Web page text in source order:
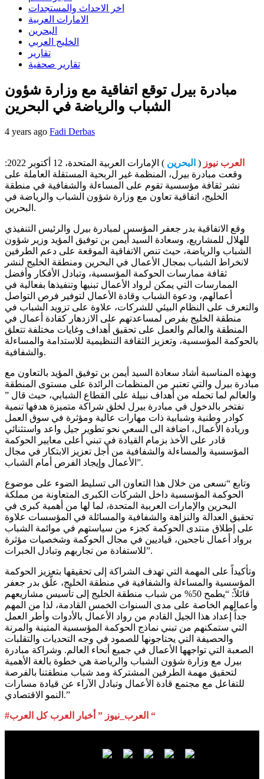
اخر الاحداث والمستجدات
الامارات العربية
البحرين
الخليج العربي
تقارير
تقارير صحفية
مبادرة بيرل توقع اتفاقية مع وزارة شؤون
الشباب والرياضة في البحرين
4 years ago Fadi Derbas
العرب نيوز ( البحرين
) الإمارات العربية المتحدة، 12 أكتوبر 2022:
وقعت مبادرة بيرل، المنظمة غير الربحية المستقلة العاملة على
نشر ثقافة مؤسسية تقوم على المساءلة والشفافية في منطقة
الخليج، اتفاقية تعاون مع وزارة شؤون الشباب والرياضة في
البحرين.
وقع الاتفاقية بدر جعفر المؤسس لمبادرة بيرل والرئيس التنفيذي
للهلال للمشاريع، وسعادة السيد أيمن بن توفيق المؤيد وزير شؤون
الشباب والرياضة، حيث تنص الاتفاقية الموقعة على دعم الطرفين
لانخراط الشباب بمجال الأعمال في البحرين ومنطقة الخليج لنشر
ثقافة ممارسات الحوكمة المؤسسية، وتبادل الأفكار وأفضل
الممارسات التي يمكن لرواد الأعمال تبنيها وتنفيذها بفعالية في
أعمالهم، ودعوة الشباب وقادة الأعمال لتوفير فرص التواصل
والتعرف على النظام البيئي للشركات، علاوة على تزويد الشباب في
منطقة الخليج بفرص لمساعدتهم على الازدهار كقادة أعمال في
المنطقة والعالم والعمل على تحقيق أهداف وغايات مختلفة تتعلق
بالحوكمة المؤسسية، وتعزيز الثقافة التنظيمية للاستدامة والمساءلة
والشفافية.
وبهذه المناسبة أشاد سعادة السيد أيمن بن توفيق المؤيد بالتعاون مع
مبادرة بيرل والتي تعتبر من المنظمات الرائدة على مستوى المنطقة
والعالم لما تحمله من أهداف نبيلة على القطاع الشبابي، حيث قال ”
نفتخر بالدخول في مبادرة بيرل لخلق شراكة متميزة هدفها تنمية
كوادر وطنية وشبابية ذات مهارات عالية ومؤثرة في سوق العمل
وريادة الأعمال، اضافة الى السعي نحو تطوير جيل واعد واستثنائي
قادر على الأخذ بزمام القيادة في تبني أعلى معايير الحوكمة
المؤسسية والمساءلة والشفافية من أجل تعزيز الابتكار في مجال
الأعمال وإيجاد الفرص أمام الشباب”.
وتابع “نسعى من خلال هذا التعاون الى تسليط الضوء على موضوع
الحوكمة المؤسسية داخل الشركات الكبرى المتعاونة من مملكة
البحرين والإمارات العربية المتحدة، لما لها من أهمية كبرى في
تحقيق العدالة والنزاهة والشفافية والمسائلة في المؤسسات علاوة
على إطلاق منتدى الحوكمة كجزء من سياستهم في موائمة الشباب
برواد أعمال ناجحين، قياديين في مجال الحوكمة وشخصيات مؤثرة
للاستفادة من تجاربهم وتبادل الخبرات”.
وتأكيداً على المهمة التي تهدف الشراكة إلى تحقيقها بتعزيز الحوكمة
المؤسسية والمساءلة والشفافية في منطقة الخليج، علّق بدر جعفر
قائلاً: “يطمح 50% من شباب منطقة الخليج إلى تأسيس مشاريعهم
وأعمالهم الخاصة على مدى السنوات الخمس القادمة، لذا من المهم
جداً إعداد هذا الجيل القادم من رواد الأعمال بالأدوات وأطر العمل
التي ستمكنهم من تبني نماذج الحوكمة المؤسسية المتينة والمرنة
والحصيفة التي يحتاجونها للصمود في وجه التحديات والتقلبات
الصعبة التي تواجهها الأعمال في جميع أنحاء العالم. وشراكة مبادرة
بيرل مع وزارة شؤون الشباب والرياضة هي خطوة بالغة الأهمية
لتحقيق مهمة الطرفين المشتركة ومد شباب منطقتنا بالفرصة
للتفاعل مع مجتمع قادة الأعمال وتبادل الآراء عن قيادة مسارات
النمو الاقتصادي.”
#العرب_نيوز ” أخبار العرب كل العرب “